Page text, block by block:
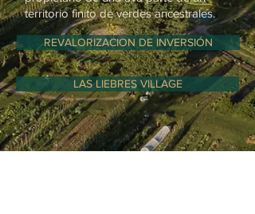
territorio finito de verdes ancestrales.
REVALORIZACION DE INVERSIÓN
LAS LIEBRES VILLAGE